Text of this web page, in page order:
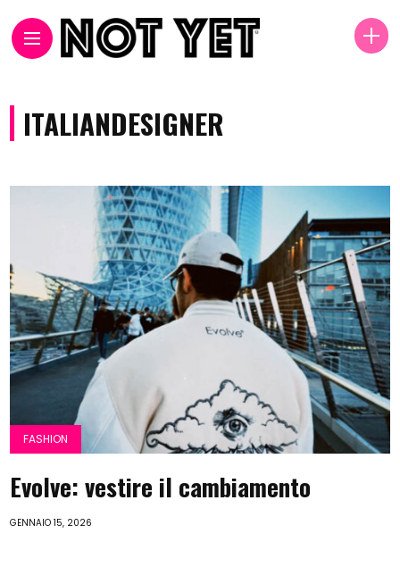
ITALIANDESIGNER
FASHION
Evolve: vestire il cambiamento
GENNAIO 15, 2026